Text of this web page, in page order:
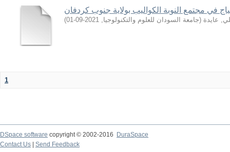
في مجتمع النوبة الكواليب بولاية جنوب كردفان
عايدة (جامعة السودان للعلوم والتكنولوجيا,
2021-09-01
)
1
DSpace software copyright © 2002-2016
DuraSpace
Contact Us
Send Feedback